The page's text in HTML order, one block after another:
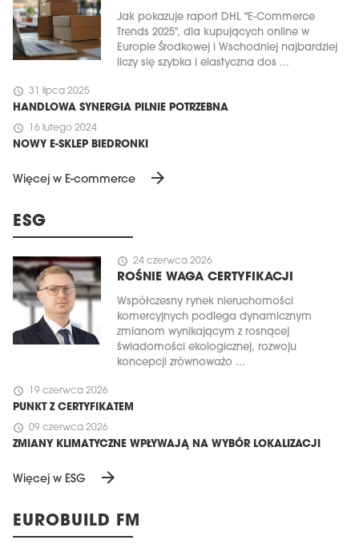
Jak pokazuje raport DHL "E-Commerce
Trends 2025", dla kupujących online w
Europie Środkowej i Wschodniej najbardziej
liczy się szybka i elastyczna dos ...
schedule 31 lipca 2025
HANDLOWA SYNERGIA PILNIE POTRZEBNA
schedule 16 lutego 2024
NOWY E-SKLEP BIEDRONKI
Więcej w E-commerce arrow_forward
ESG
schedule 24 czerwca 2026
ROŚNIE WAGA CERTYFIKACJI
Współczesny rynek nieruchomości
komercyjnych podlega dynamicznym
zmianom wynikającym z rosnącej
świadomości ekologicznej, rozwoju
koncepcji zrównoważo ...
schedule 19 czerwca 2026
PUNKT Z CERTYFIKATEM
schedule 09 czerwca 2026
ZMIANY KLIMATYCZNE WPŁYWAJĄ NA WYBÓR LOKALIZACJI
Więcej w ESG arrow_forward
EUROBUILD FM